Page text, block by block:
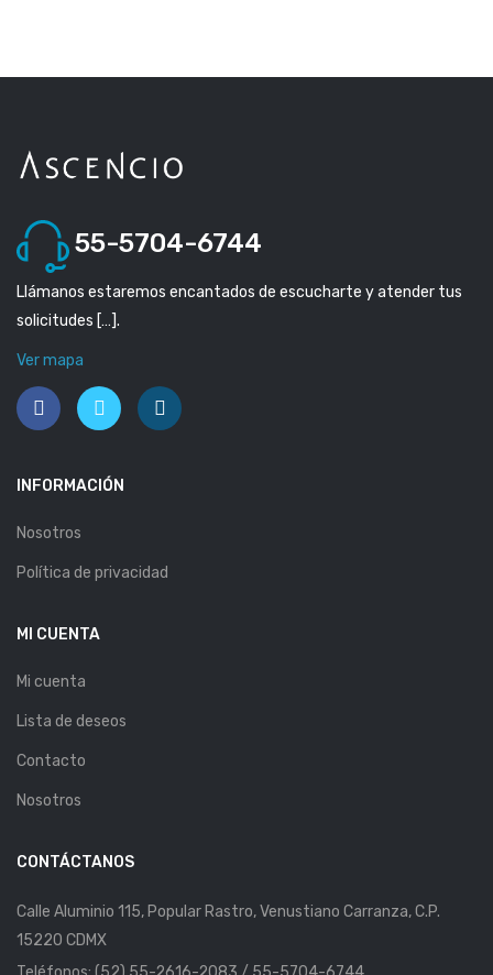
55-5704-6744
Llámanos estaremos encantados de escucharte y atender tus
solicitudes […].
Ver mapa
INFORMACIÓN
Nosotros
Política de privacidad
MI CUENTA
Mi cuenta
Lista de deseos
Contacto
Nosotros
CONTÁCTANOS
Calle Aluminio 115, Popular Rastro, Venustiano Carranza, C.P.
15220 CDMX